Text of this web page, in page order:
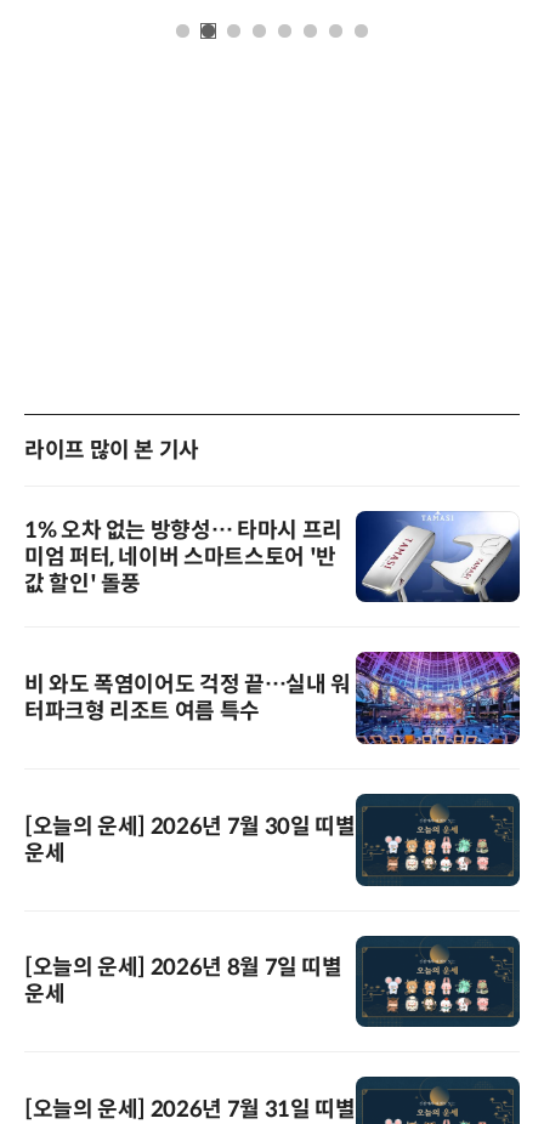
라이프 많이 본 기사
1% 오차 없는 방향성… 타마시 프리
미엄 퍼터, 네이버 스마트스토어 '반
값 할인' 돌풍
비 와도 폭염이어도 걱정 끝…실내 워
터파크형 리조트 여름 특수
[오늘의 운세] 2026년 7월 30일 띠별
운세
[오늘의 운세] 2026년 8월 7일 띠별
운세
[오늘의 운세] 2026년 7월 31일 띠별